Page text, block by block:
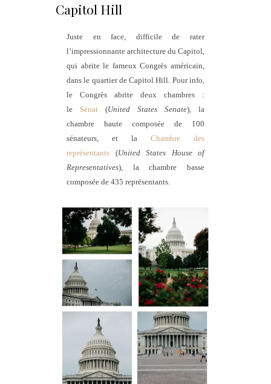
Capitol Hill
Juste en face, difficile de rater
l’impressionnante architecture du Capitol,
qui abrite le fameux Congrès américain,
dans le quartier de Capitol Hill. Pour info,
le Congrès abrite deux chambres :
le Sénat (United States Senate), la
chambre haute composée de 100
sénateurs, et la Chambre des
représentants (United States House of
Representatives), la chambre basse
composée de 435 représentants.